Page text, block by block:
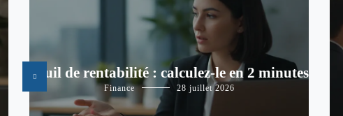
Seuil de rentabilité : calculez-le en 2 minutes
Finance 28 juillet 2026